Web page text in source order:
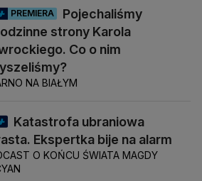
PREMIERA
Pojechaliśmy
strony Karola
Co o nim
NA BIAŁYM
Katastrofa ubraniowa
Ekspertka bije na alarm
O KOŃCU ŚWIATA MAGDY